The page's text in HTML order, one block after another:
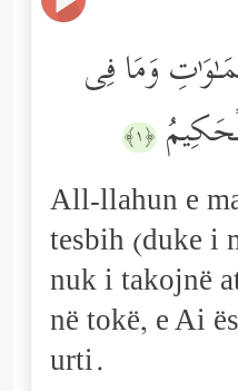
ٰ⁠تِ وَمَا فِی
﴿١﴾
All-llahun e
tesbih (duke i
nuk i takojnë
në tokë, e Ai
urti.